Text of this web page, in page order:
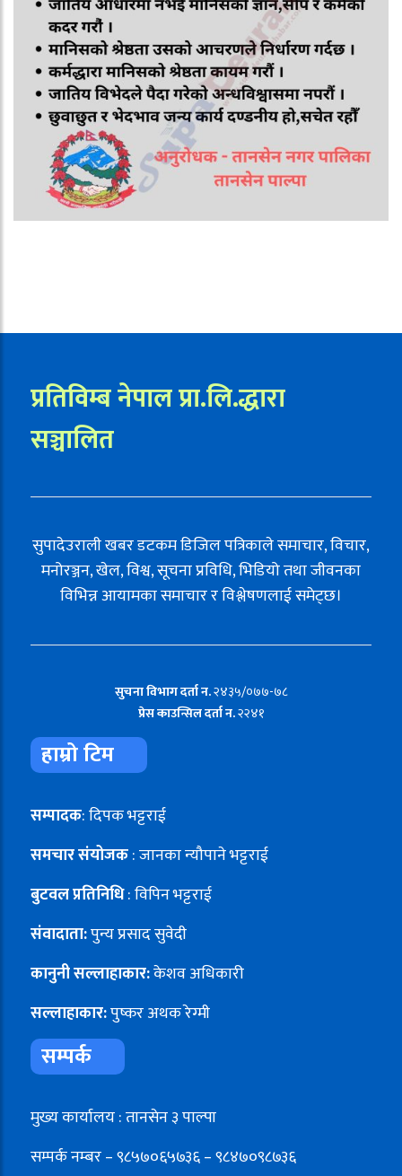
प्रतिविम्ब नेपाल प्रा.लि.द्धारा
सञ्चालित
सुपादेउराली खबर डटकम डिजिल पत्रिकाले समाचार, विचार,
मनोरञ्जन, खेल, विश्व, सूचना प्रविधि, भिडियो तथा जीवनका
विभिन्न आयामका समाचार र विश्लेषणलाई समेट्छ।
सुचना विभाग दर्ता न.२४३५/०७७-७८
प्रेस काउन्सिल दर्ता न.२२४१
हाम्रो टिम
सम्पादक: दिपक भट्टराई
समचार संयोजक: जानका न्यौपाने भट्टराई
बुटवल प्रतिनिधि: विपिन भट्टराई
संवादाता:पुन्य प्रसाद सुवेदी
कानुनी सल्लाहाकार:केशव अधिकारी
सल्लाहाकार:पुष्कर अथक रेग्मी
सम्पर्क
मुख्य कार्यालय : तानसेन ३ पाल्पा
सम्पर्क नम्बर – ९८५७०६५७३६ – ९८४७०९८७३६